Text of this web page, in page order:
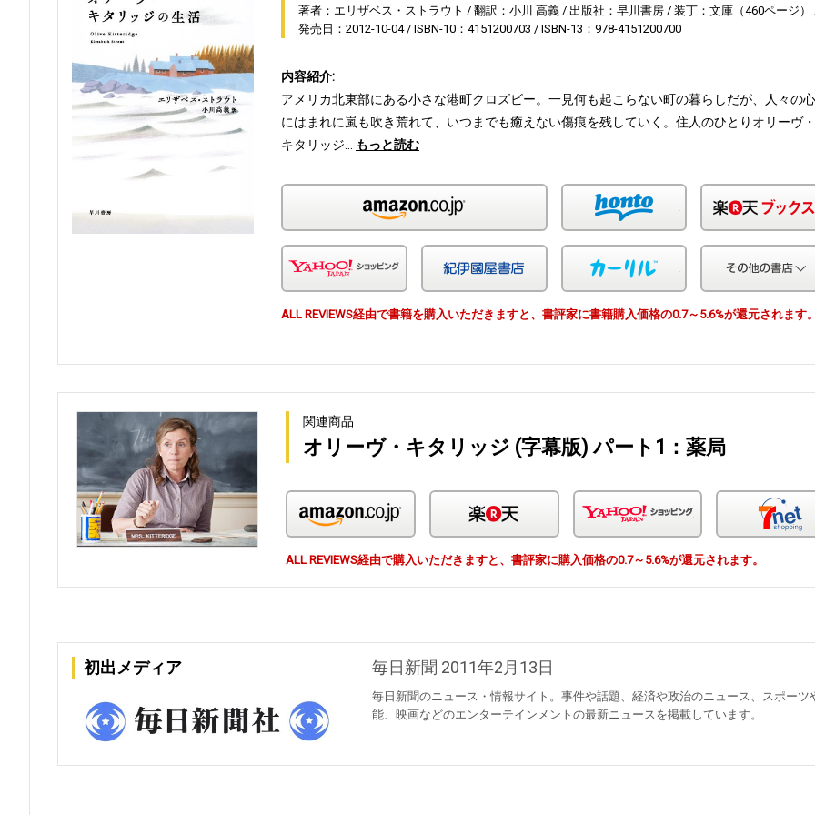
著者：エリザベス・ストラウト 翻訳：小川 高義 出版社：早川書房
装丁：文庫（460ページ）
発売日：2012-10-04
ISBN-10：4151200703 ISBN-13：978-4151200700
内容紹介:
アメリカ北東部にある小さな港町クロズビー。一見何も起こらない町の暮らしだが、人々の心
にはまれに嵐も吹き荒れて、いつまでも癒えない傷痕を残していく。住人のひとりオリーヴ・
キタリッジ…
もっと読む
honto
Yahoo!ショッピング 紀伊国屋 カーリル
ALL REVIEWS経由で書籍を購入いただきますと、書評家に書籍購入価格の0.7～5.6%が還元されます。
関連商品
オリーヴ・キタリッジ (字幕版) パート1：薬局
Yahoo!ショッピング
ALL REVIEWS経由で購入いただきますと、書評家に購入価格の0.7～5.6%が還元されます。
初出メディア 毎日新聞 2011年2月13日
毎日新聞のニュース・情報サイト。事件や話題、経済や政治のニュース、スポーツ
能、映画などのエンターテインメントの最新ニュースを掲載しています。